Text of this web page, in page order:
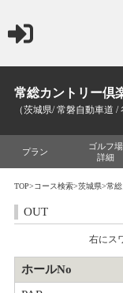
常総カントリー倶
（茨城県/ 常磐自動車道 /
プラン
ゴルフ場
詳細
TOP>コース検索>茨城県>常
OUT
右にス
ホールNo